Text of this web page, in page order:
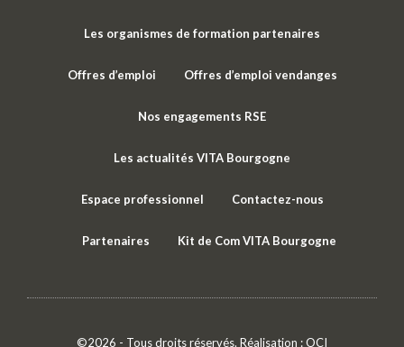
Les organismes de formation partenaires
Offres d’emploi Offres d’emploi vendanges
Nos engagements RSE
Les actualités VITA Bourgogne
Espace professionnel Contactez-nous
Partenaires Kit de Com VITA Bourgogne
©2026 - Tous droits réservés. Réalisation :OCI